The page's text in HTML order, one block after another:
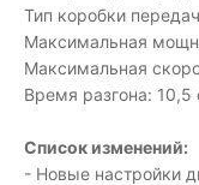
Тип коробки
Максимальная
Максимальная
Время разгона: 10,5
Список изменений:
- Новые настройки